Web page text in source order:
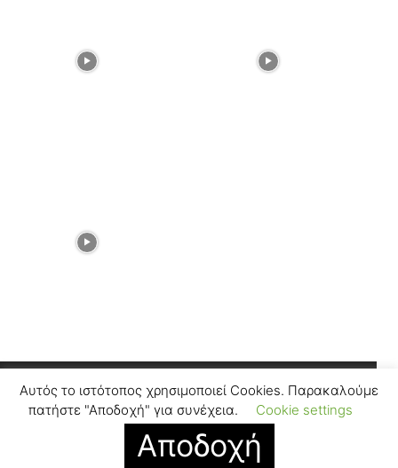
Facebook Instagram
© SUGARFREEPRESS.GR 2024 Contact
Αυτός το ιστότοπος χρησιμοποιεί Cookies. Παρακαλούμε
πατήστε "Αποδοχή" για συνέχεια.
Cookie settings
Αποδοχή